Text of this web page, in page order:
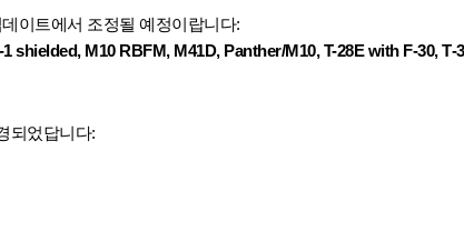
이트에서 조정될 예정이랍니다:
shielded, M10 RBFM, M41D, Panther/M10, T-28E with F-30, Т-
되었답니다: